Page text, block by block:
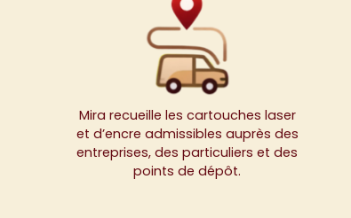
Mira recueille les cartouches laser
et d’encre admissibles auprès des
entreprises, des particuliers et des
points de dépôt.